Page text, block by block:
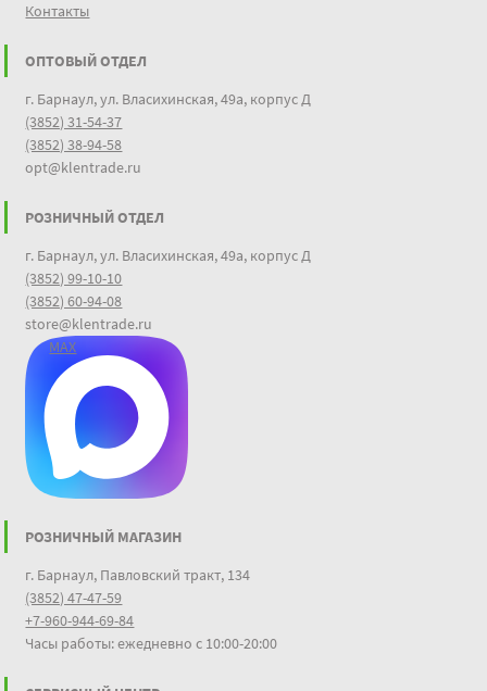
Контакты
ОПТОВЫЙ ОТДЕЛ
г. Барнаул, ул. Власихинская, 49а, корпус Д
(3852) 31-54-37
(3852) 38-94-58
opt@klentrade.ru
РОЗНИЧНЫЙ ОТДЕЛ
г. Барнаул, ул. Власихинская, 49а, корпус Д
(3852) 99-10-10
(3852) 60-94-08
store@klentrade.ru
MAX
РОЗНИЧНЫЙ МАГАЗИН
г. Барнаул, Павловский тракт, 134
(3852) 47-47-59
+7-960-944-69-84
Часы работы: ежедневно с 10:00-20:00